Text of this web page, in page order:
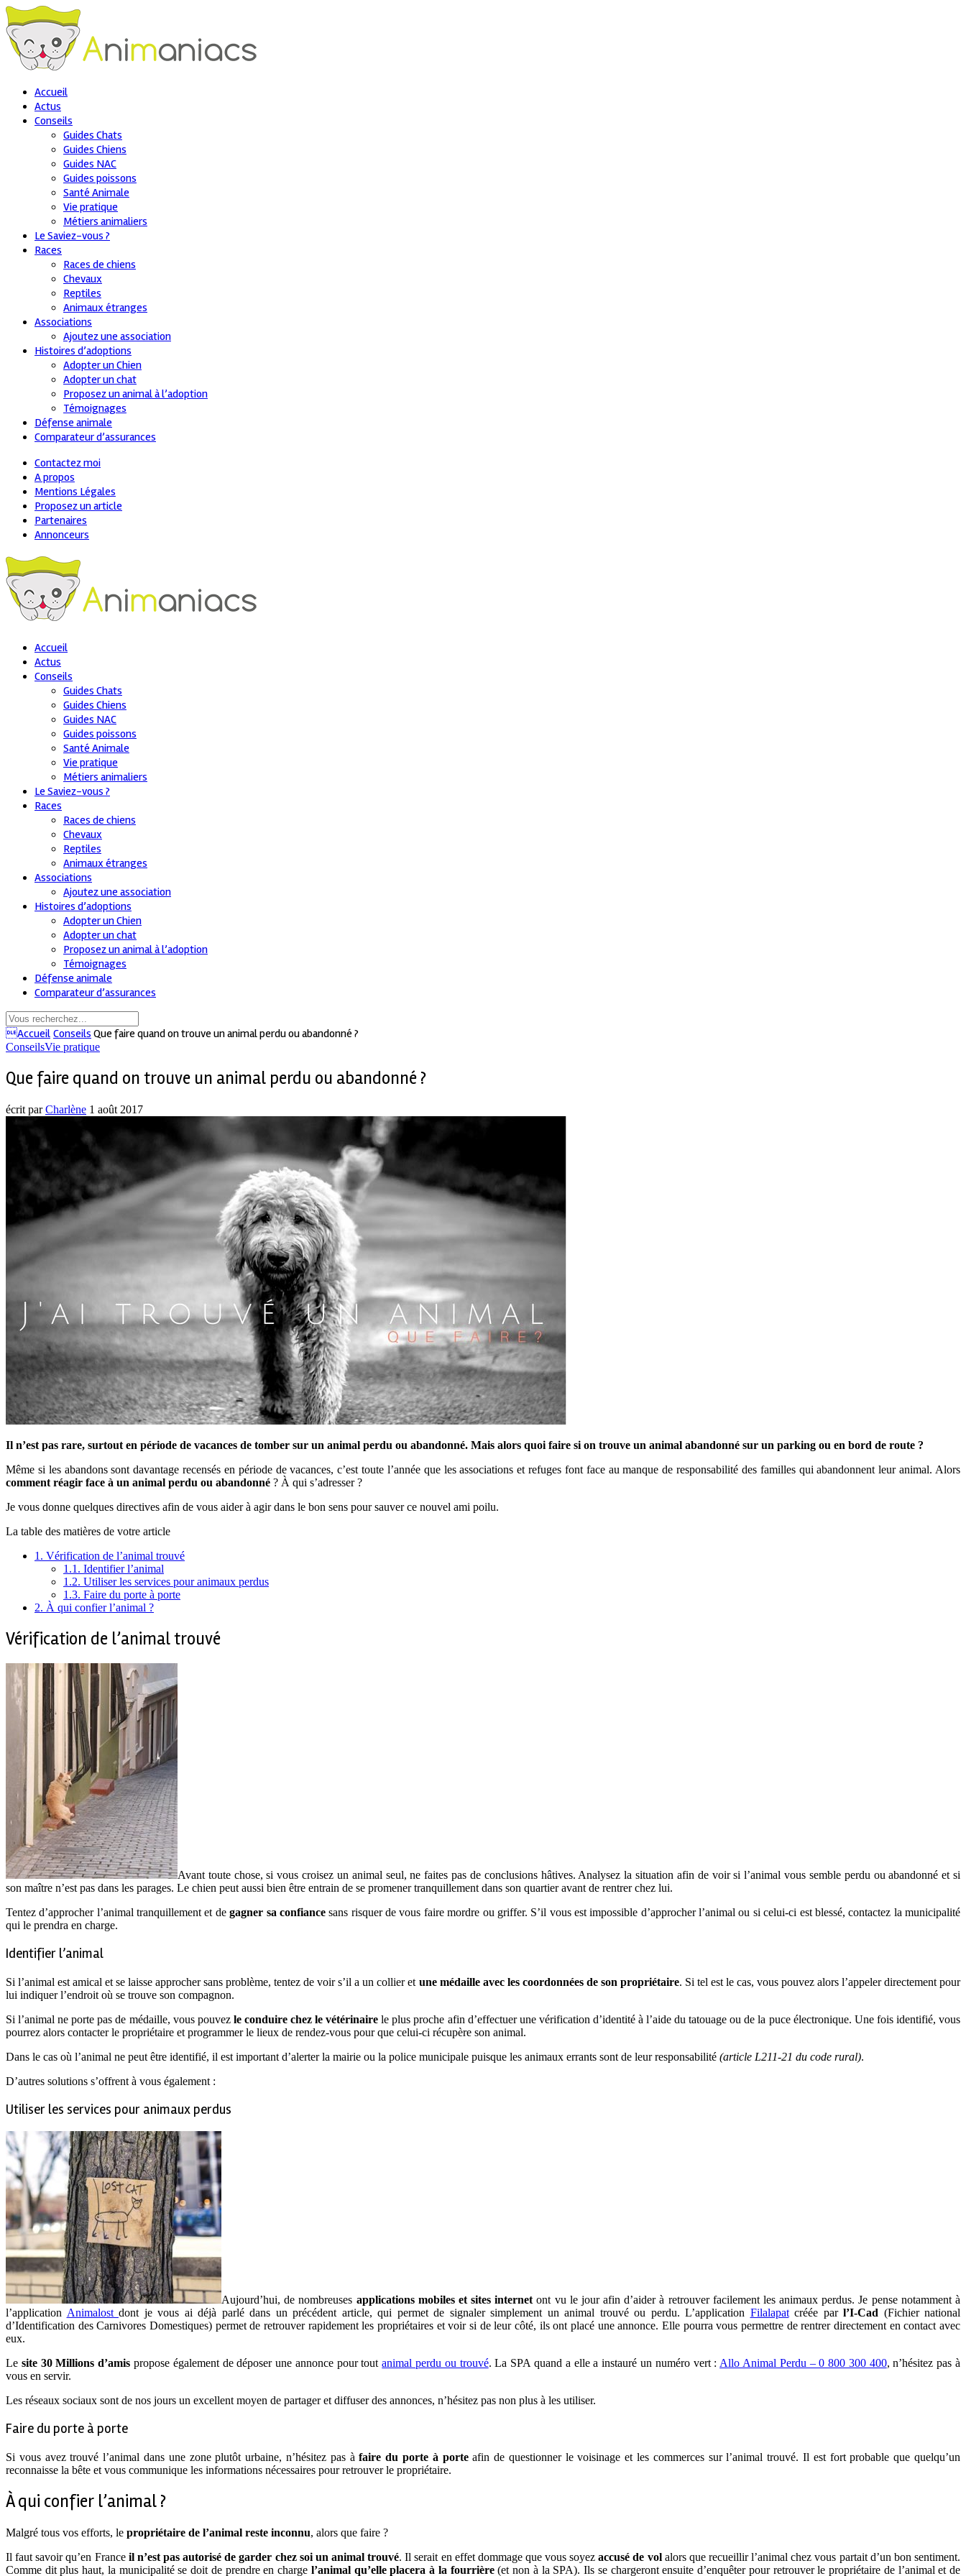
Accueil
Actus
Conseils
Guides Chats
Guides Chiens
Guides NAC
Guides poissons
Santé Animale
Vie pratique
Métiers animaliers
Le Saviez-vous ?
Races
Races de chiens
Chevaux
Reptiles
Animaux étranges
Associations
Ajoutez une association
Histoires d’adoptions
Adopter un Chien
Adopter un chat
Proposez un animal à l’adoption
Témoignages
Défense animale
Comparateur d’assurances
Contactez moi
A propos
Mentions Légales
Proposez un article
Partenaires
Annonceurs
Accueil
Actus
Conseils
Guides Chats
Guides Chiens
Guides NAC
Guides poissons
Santé Animale
Vie pratique
Métiers animaliers
Le Saviez-vous ?
Races
Races de chiens
Chevaux
Reptiles
Animaux étranges
Associations
Ajoutez une association
Histoires d’adoptions
Adopter un Chien
Adopter un chat
Proposez un animal à l’adoption
Témoignages
Défense animale
Comparateur d’assurances
Accueil Conseils Que faire quand on trouve un animal perdu ou abandonné ?
ConseilsVie pratique
Que faire quand on trouve un animal perdu ou abandonné ?
écrit parCharlène 1 août 2017
Il n’est pas rare, surtout en période de vacances de tomber sur un animal perdu ou abandonné. Mais alors quoi faire si on trouve un animal abandonné sur un parking ou en bord de route ?
Même si les abandons sont davantage recensés en période de vacances, c’est toute l’année que les associations et refuges font face au manque de responsabilité des familles qui abandonnent leur animal. Alors
comment réagir face à un animal perdu ou abandonné ? À qui s’adresser ?
Je vous donne quelques directives afin de vous aider à agir dans le bon sens pour sauver ce nouvel ami poilu.
La table des matières de votre article
1. Vérification de l’animal trouvé
1.1. Identifier l’animal
1.2. Utiliser les services pour animaux perdus
1.3. Faire du porte à porte
2. À qui confier l’animal ?
Vérification de l’animal trouvé
Avant toute chose, si vous croisez un animal seul, ne faites pas de conclusions hâtives. Analysez la situation afin de voir si l’animal vous semble perdu ou abandonné et si
son maître n’est pas dans les parages. Le chien peut aussi bien être entrain de se promener tranquillement dans son quartier avant de rentrer chez lui.
Tentez d’approcher l’animal tranquillement et degagner sa confiancesans risquer de vous faire mordre ou griffer. S’il vous est impossible d’approcher l’animal ou si celui-ci est blessé, contactez la municipalité
qui le prendra en charge.
Identifier l’animal
Si l’animal est amical et se laisse approcher sans problème, tentez de voir s’il a un collier et une médaille avec les coordonnées de son propriétaire. Si tel est le cas, vous pouvez alors l’appeler directement pour
lui indiquer l’endroit où se trouve son compagnon.
Si l’animal ne porte pas de médaille, vous pouvez le conduire chez le vétérinaire le plus proche afin d’effectuer une vérification d’identité à l’aide du tatouage ou de la puce électronique. Une fois identifié, vous
pourrez alors contacter le propriétaire et programmer le lieux de rendez-vous pour que celui-ci récupère son animal.
Dans le cas où l’animal ne peut être identifié, il est important d’alerter la mairie ou la police municipale puisque les animaux errants sont de leur responsabilité (article L211-21 du code rural).
D’autres solutions s’offrent à vous également :
Utiliser les services pour animaux perdus
Aujourd’hui, de nombreuses applications mobiles et sites internet ont vu le jour afin d’aider à retrouver facilement les animaux perdus. Je pense notamment à
l’application Animalost dont je vous ai déjà parlé dans un précédent article, qui permet de signaler simplement un animal trouvé ou perdu. L’application Filalapatcréée par l’I-Cad (Fichier national
d’Identification des Carnivores Domestiques) permet de retrouver rapidement les propriétaires et voir si de leur côté, ils ont placé une annonce. Elle pourra vous permettre de rentrer directement en contact avec
eux.
Le site 30 Millions d’amis propose également de déposer une annonce pour toutanimal perdu ou trouvé. La SPA quand a elle a instauré un numéro vert : Allo Animal Perdu – 0 800 300 400, n’hésitez pas à
vous en servir.
Les réseaux sociaux sont de nos jours un excellent moyen de partager et diffuser des annonces, n’hésitez pas non plus à les utiliser.
Faire du porte à porte
Si vous avez trouvé l’animal dans une zone plutôt urbaine, n’hésitez pas àfaire du porte à porteafin de questionner le voisinage et les commerces sur l’animal trouvé. Il est fort probable que quelqu’un
reconnaisse la bête et vous communique les informations nécessaires pour retrouver le propriétaire.
À qui confier l’animal ?
Malgré tous vos efforts, le propriétaire de l’animal reste inconnu, alors que faire ?
Il faut savoir qu’en France il n’est pas autorisé de garder chez soi un animal trouvé. Il serait en effet dommage que vous soyezaccusé de volalors que recueillir l’animal chez vous partait d’un bon sentiment.
Comme dit plus haut, la municipalité se doit de prendre en charge l’animal qu’elle placera à la fourrière(et non à la SPA). Ils se chargeront ensuite d’enquêter pour retrouver le propriétaire de l’animal et de